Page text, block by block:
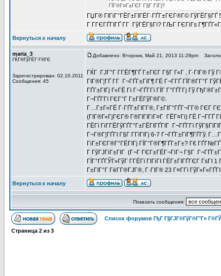
ГЇГ®Г¤Г±ГЄГ Г§Г ГІГј?
ГЏГ® ГІГіГ°ГЁГ±ГІГЁГ·ГҐГ±ГЄГ®Г©
Г Г­ГЄГҐГІГҐ Г­Г ГўГЁГ§Гі? ГЉГ ГЄГіГѕ
Вернуться к началу
maria_3
ГЌГ®ГўГЁГ·Г®ГЄ
Зарегистрирован: 02.10.2011
Сообщения: 45
Добавлено: Вторник, Май 21, 2013 11:28pm
ГЌГ ГЈГ°Г Г­ГЁГ¶ГҐ Г±ГЄГ Г§Г Г«Г , Г·ГІГ® Гў
ГІГ®Г¦ГҐ Г­Г Г¬ГҐГ±ГїГ¶ ГЁ Г¬Г­ГҐ ГЇГ®Г­Г°Г
ГҐГ±ГІГј Г«ГЁ Гі Г¬ГҐГ­Гї ГЇГ Г°ГҐГ­Гј Гў
Г¬ГҐГ­Гї ГЄГ°Г Г±ГЁГўГ®Г©.
Г…Г±Г«ГЁ Г·ГҐГ±ГІГ­Г®, Г±ГІГ°ГҐГ¬Г­Г® ГЄГ
(ГІГ®Г«ГјГЄГ® Г®ГІГІГіГ¤Г ГЁГ¤Гі) ГЁ Г¬Г­ГҐ
ГЁГї ГіГ­ГЁГўГҐГ°Г±ГЁГІГҐГІГ Г¬ГҐГ­Гї
Г¬Г®Г¦ГҐГІ Г§Г Г­ГїГІГј 6-7 Г¬ГҐГ±ГїГ¶ГҐГў.
ГіГ±ГЄГ®Г°ГЁГІГј ГЇГ°Г®Г¶ГҐГ±Г±? Г€ ГҐГ№ГҐ
Г ГўГЈГіГ±ГІГ (Г¬Г ГЄГ±ГЁГ¬ГіГ¬ Г§Г
ГЇГ°ГҐГЎГ»ГўГ Г­ГЁГї ГІГіГІ ГЁГ±ГІГҐГЄГ
Г±ГІГ°Г ГёГ­Г®ГЈГ®, Г·ГІГ® 23 Г¤Г­Гї
Вернуться к началу
Показать сообщения:
Список форумов ГђГ Г§ГЈГ®ГўГ®Г°Г»
Страница 2 из 3